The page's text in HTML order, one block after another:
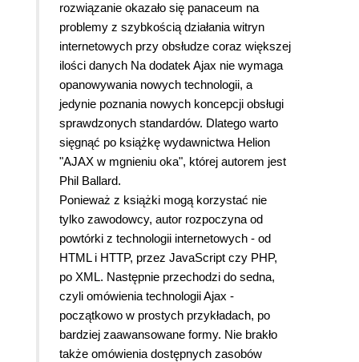
rozwiązanie okazało się panaceum na
problemy z szybkością działania witryn
internetowych przy obsłudze coraz większej
ilości danych Na dodatek Ajax nie wymaga
opanowywania nowych technologii, a
jedynie poznania nowych koncepcji obsługi
sprawdzonych standardów. Dlatego warto
sięgnąć po książkę wydawnictwa Helion
"AJAX w mgnieniu oka", której autorem jest
Phil Ballard.
Ponieważ z książki mogą korzystać nie
tylko zawodowcy, autor rozpoczyna od
powtórki z technologii internetowych - od
HTML i HTTP, przez JavaScript czy PHP,
po XML. Następnie przechodzi do sedna,
czyli omówienia technologii Ajax -
początkowo w prostych przykładach, po
bardziej zaawansowane formy. Nie brakło
także omówienia dostępnych zasobów